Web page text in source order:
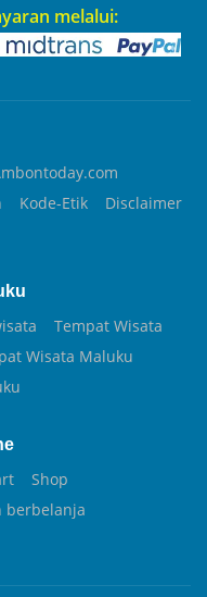
melalui:
Kode-Etik
Disclaimer
Tempat Wisata
Wisata Maluku
Shop
berbelanja